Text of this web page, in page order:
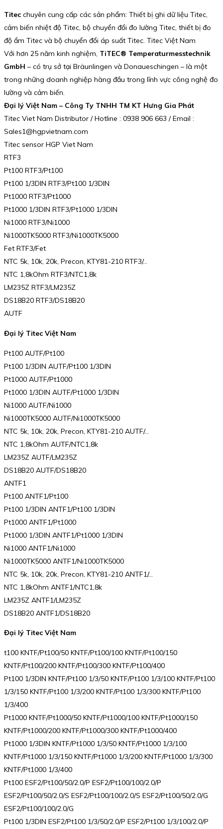
Titec chuyên cung cấp các sản phẩm: Thiết bị ghi dữ liệu Titec,
cảm biến nhiệt độ Titec, bộ chuyển đổi đo lường Titec, thiết bị đo
độ ẩm Titec và bộ chuyển đổi áp suất Titec. Titec Việt Nam
Với hơn 25 năm kinh nghiệm, TiTEC® Temperaturmesstechnik
GmbH – có trụ sở tại Bräunlingen và Donaueschingen – là một
trong những doanh nghiệp hàng đầu trong lĩnh vực công nghệ đo
lường và cảm biến.
Đại lý Việt Nam – Công Ty TNHH TM KT Hưng Gia Phát
Titec Viet Nam Distributor / Hotline : 0938 906 663 / Email :
Sales1@hgpvietnam.com
Titec sensor HGP Viet Nam
RTF3
Pt100 RTF3/Pt100
Pt100 1/3DIN RTF3/Pt100 1/3DIN
Pt1000 RTF3/Pt1000
Pt1000 1/3DIN RTF3/Pt1000 1/3DIN
Ni1000 RTF3/Ni1000
Ni1000TK5000 RTF3/Ni1000TK5000
Fet RTF3/Fet
NTC 5k, 10k, 20k, Precon, KTY81-210 RTF3/…
NTC 1,8kOhm RTF3/NTC1,8k
LM235Z RTF3/LM235Z
DS18B20 RTF3/DS18B20
AUTF
Đại lý Titec Việt Nam
Pt100 AUTF/Pt100
Pt100 1/3DIN AUTF/Pt100 1/3DIN
Pt1000 AUTF/Pt1000
Pt1000 1/3DIN AUTF/Pt1000 1/3DIN
Ni1000 AUTF/Ni1000
Ni1000TK5000 AUTF/Ni1000TK5000
NTC 5k, 10k, 20k, Precon, KTY81-210 AUTF/…
NTC 1,8kOhm AUTF/NTC1,8k
LM235Z AUTF/LM235Z
DS18B20 AUTF/DS18B20
ANTF1
Pt100 ANTF1/Pt100
Pt100 1/3DIN ANTF1/Pt100 1/3DIN
Pt1000 ANTF1/Pt1000
Pt1000 1/3DIN ANTF1/Pt1000 1/3DIN
Ni1000 ANTF1/Ni1000
Ni1000TK5000 ANTF1/Ni1000TK5000
NTC 5k, 10k, 20k, Precon, KTY81-210 ANTF1/…
NTC 1,8kOhm ANTF1/NTC1,8k
LM235Z ANTF1/LM235Z
DS18B20 ANTF1/DS18B20
Đại lý Titec Việt Nam
t100 KNTF/Pt100/50 KNTF/Pt100/100 KNTF/Pt100/150
KNTF/Pt100/200 KNTF/Pt100/300 KNTF/Pt100/400
Pt100 1/3DIN KNTF/Pt100 1/3/50 KNTF/Pt100 1/3/100 KNTF/Pt100
1/3/150 KNTF/Pt100 1/3/200 KNTF/Pt100 1/3/300 KNTF/Pt100
1/3/400
Pt1000 KNTF/Pt1000/50 KNTF/Pt1000/100 KNTF/Pt1000/150
KNTF/Pt1000/200 KNTF/Pt1000/300 KNTF/Pt1000/400
Pt1000 1/3DIN KNTF/Pt1000 1/3/50 KNTF/Pt1000 1/3/100
KNTF/Pt1000 1/3/150 KNTF/Pt1000 1/3/200 KNTF/Pt1000 1/3/300
KNTF/Pt1000 1/3/400
Pt100 ESF2/Pt100/50/2.0/P ESF2/Pt100/100/2.0/P
ESF2/Pt100/50/2.0/S ESF2/Pt100/100/2.0/S ESF2/Pt100/50/2.0/G
ESF2/Pt100/100/2.0/G
Pt100 1/3DIN ESF2/Pt100 1/3/50/2.0/P ESF2/Pt100 1/3/100/2.0/P